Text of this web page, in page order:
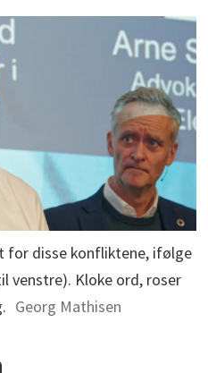
for disse konfliktene, ifølge
venstre). Kloke ord, roser
Georg Mathisen